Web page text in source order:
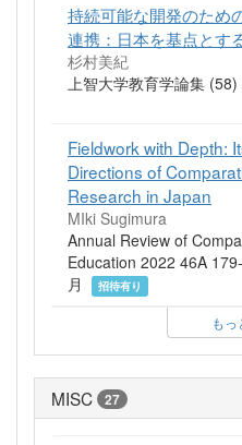
持続可能な開発のため
連携：日本を基点とす
杉村美紀
上智大学教育学論集
Fieldwork with Depth:
Directions of
Research in Japan
MIki Sugimura
Annual Review of
Education 2022 46A
月
招待有り
もっ
MISC 27